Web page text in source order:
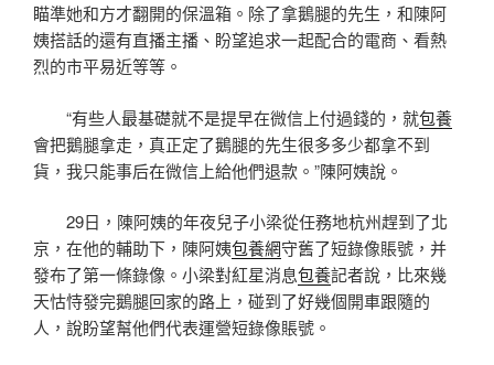
瞄準她和方才翻開的保溫箱。除了拿鵝腿的先生，和陳阿
姨搭話的還有直播主播、盼望追求一起配合的電商、看熱
烈的市平易近等等。
“有些人最基礎就不是提早在微信上付過錢的，就包養
會把鵝腿拿走，真正定了鵝腿的先生很多多少都拿不到
貨，我只能事后在微信上給他們退款。”陳阿姨說。
29日，陳阿姨的年夜兒子小梁從任務地杭州趕到了北
京，在他的輔助下，陳阿姨包養網守舊了短錄像賬號，并
發布了第一條錄像。小梁對紅星消息包養記者說，比來幾
天怙恃發完鵝腿回家的路上，碰到了好幾個開車跟隨的
人，說盼望幫他們代表運營短錄像賬號。